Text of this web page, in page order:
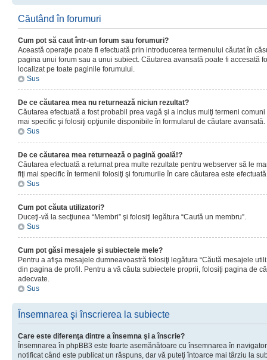
Căutând în forumuri
Cum pot să caut într-un forum sau forumuri?
Această operaţie poate fi efectuată prin introducerea termenului căutat în
pagina unui forum sau a unui subiect. Căutarea avansată poate fi accesată
localizat pe toate paginile forumului.
Sus
De ce căutarea mea nu returnează niciun rezultat?
Căutarea efectuată a fost probabil prea vagă şi a inclus mulţi termeni
mai specific şi folosiţi opţiunile disponibile în formularul de căutare avansată.
Sus
De ce căutarea mea returnează o pagină goală!?
Căutarea efectuată a returnat prea multe rezultate pentru webserver să le
fiţi mai specific în termenii folosiţi şi forumurile în care căutarea este
Sus
Cum pot căuta utilizatori?
Duceţi-vă la secţiunea “Membri” şi folosiţi legătura “Caută un membru”.
Sus
Cum pot găsi mesajele şi subiectele mele?
Pentru a afişa mesajele dumneavoastră folosiţi legătura “Căută mesajele
din pagina de profil. Pentru a vă căuta subiectele proprii, folosiţi pagina de
adecvate.
Sus
Însemnarea şi înscrierea la subiecte
Care este diferenţa dintre a însemna şi a înscrie?
Însemnarea în phpBB3 este foarte asemănătoare cu însemnarea în
notificat când este publicat un răspuns, dar vă puteţi întoarce mai târziu la